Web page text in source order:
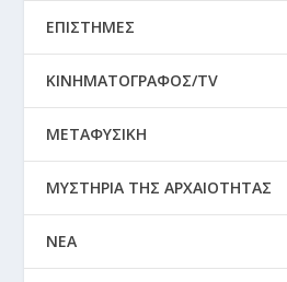
ΕΠΙΣΤΗΜΕΣ
ΚΙΝΗΜΑΤΟΓΡΑΦΟΣ/TV
ΜΕΤΑΦΥΣΙΚΗ
ΜΥΣΤΗΡΙΑ ΤΗΣ ΑΡΧΑΙΟΤΗΤΑΣ
ΝΕΑ